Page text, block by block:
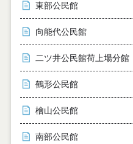
東部公民館
向能代公民館
二ツ井公民館荷上場分館
鶴形公民館
檜山公民館
南部公民館